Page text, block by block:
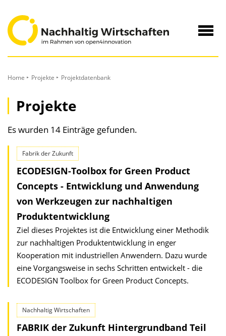
Inhalt
Home Projekte Projektdatenbank
Projekte
Es wurden 14 Einträge gefunden.
Fabrik der Zukunft
ECODESIGN-Toolbox for Green Product
Concepts - Entwicklung und Anwendung
von Werkzeugen zur nachhaltigen
Produktentwicklung
Ziel dieses Projektes ist die Entwicklung einer Methodik
zur nachhaltigen Produktentwicklung in enger
Kooperation mit industriellen Anwendern. Dazu wurde
eine Vorgangsweise in sechs Schritten entwickelt - die
ECODESIGN Toolbox for Green Product Concepts.
Nachhaltig Wirtschaften
FABRIK der Zukunft Hintergrundband Teil